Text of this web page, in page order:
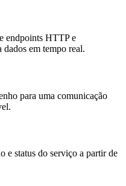
endpoints HTTP e
em tempo real.
para uma comunicação
e status do serviço a partir de